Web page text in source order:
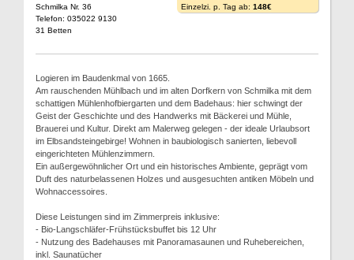
Schmilka Nr. 36
Telefon: 035022 9130
31 Betten
Einzelzi. p. Tag ab: 148€
Logieren im Baudenkmal von 1665.
Am rauschenden Mühlbach und im alten Dorfkern von Schmilka mit dem
schattigen Mühlenhofbiergarten und dem Badehaus: hier schwingt der
Geist der Geschichte und des Handwerks mit Bäckerei und Mühle,
Brauerei und Kultur. Direkt am Malerweg gelegen - der ideale Urlaubsort
im Elbsandsteingebirge! Wohnen in baubiologisch sanierten, liebevoll
eingerichteten Mühlenzimmern.
Ein außergewöhnlicher Ort und ein historisches Ambiente, geprägt vom
Duft des naturbelassenen Holzes und ausgesuchten antiken Möbeln und
Wohnaccessoires.
Diese Leistungen sind im Zimmerpreis inklusive:
- Bio-Langschläfer-Frühstücksbuffet bis 12 Uhr
- Nutzung des Badehauses mit Panoramasaunen und Ruhebereichen,
inkl. Saunatücher